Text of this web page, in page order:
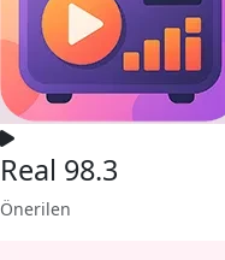
Real 98.3
Önerilen